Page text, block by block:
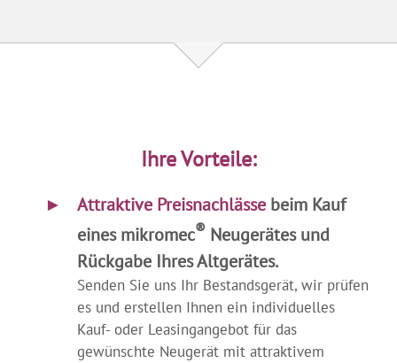
Ihre Vorteile:
► Attraktive Preisnachlässe beim Kauf
eines mikromec® Neugerätes und
Rückgabe Ihres Altgerätes.
Senden Sie uns Ihr Bestandsgerät, wir prüfen
es und erstellen Ihnen ein individuelles
Kauf- oder Leasingangebot für das
gewünschte Neugerät mit attraktivem